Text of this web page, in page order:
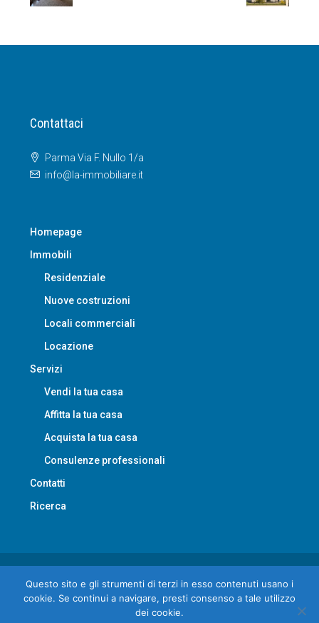
Contattaci
Parma Via F. Nullo 1/a
info@la-immobiliare.it
Homepage
Immobili
Residenziale
Nuove costruzioni
Locali commerciali
Locazione
Servizi
Vendi la tua casa
Affitta la tua casa
Acquista la tua casa
Consulenze professionali
Contatti
Ricerca
© LAimmobiliare - All rights reserved
Privacy Contatti
Questo sito e gli strumenti di terzi in esso contenuti usano i
cookie. Se continui a navigare, presti consenso a tale utilizzo
dei cookie.